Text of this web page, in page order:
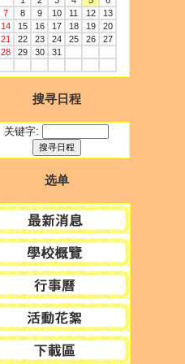
7
8 9 10 11 12
13
14
15 16 17 18 19
20
21
22 23 24 25 26
27
28
29 30 31
搜寻日程
关键字:
选单